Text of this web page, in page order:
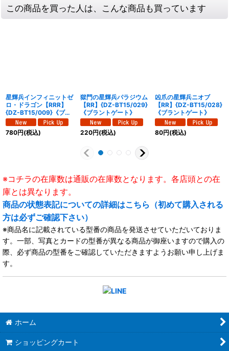
この商品を買った人は、こんな商品も買っています
星輝兵インフィニットゼ
ロ・ドラゴン【RRR】
{DZ-BT15/009}《ブラ
ントゲート》
780円(税込)
獄門の星輝兵パラジウム
【RR】{DZ-BT15/029}
《ブラントゲート》
220円(税込)
凶爪の星輝兵ニオブ
【RR】{DZ-BT15/028}
《ブラントゲート》
80円(税込)
※コチラの在庫数は通販の在庫数となります。各店頭との在
庫とは異なります。
商品の状態表記についての詳細はこちら（初めて購入される
方は必ずご確認下さい）
※商品名に記載されている型番の商品を発送させていただいておりま
す。一部、写真とカードの型番が異なる商品が御座いますので購入の
際、必ず商品の型番をご確認していただきますようお願い申し上げま
す。
ホーム
ショッピングカート